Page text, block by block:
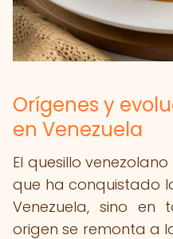
Orígenes y
en Venezuela
El quesillo
que ha conquistado
Venezuela, sino en
origen se remonta a